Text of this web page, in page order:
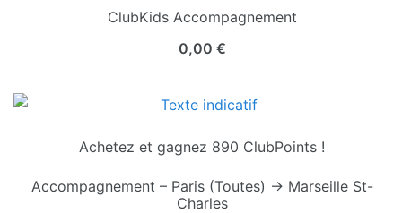
ClubKids Accompagnement
0,00 €
Achetez et gagnez 890 ClubPoints !
Accompagnement – Paris (Toutes) → Marseille St-
Charles